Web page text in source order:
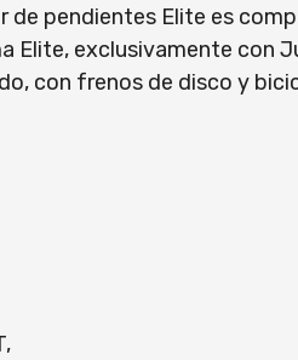
de pendientes Elite es
Elite, exclusivamente con
con frenos de disco y